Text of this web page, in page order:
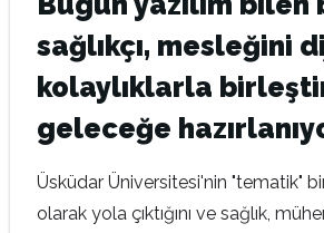
sağlıkçı, mesleğini
kolaylıklarla
geleceğe
Üsküdar Üniversitesi'nin "tematik"
olarak yola çıktığını ve sağlık,